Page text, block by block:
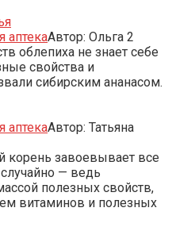
аптекаАвтор: Ольга 2
облепиха не знает себе
свойства и
сибирским ананасом.
аптекаАвтор: Татьяна
завоевывает все
— ведь
полезных свойств,
витаминов и полезных